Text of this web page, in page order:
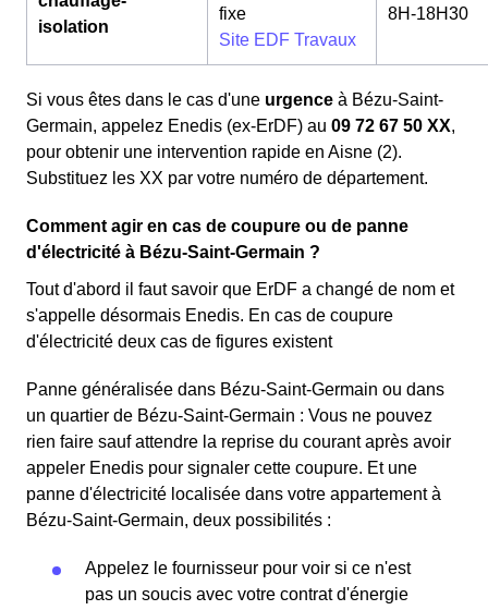
isolation
fixe
Site EDF Travaux
8H-18H30
Si vous êtes dans le cas d'une urgence à Bézu-Saint-
Germain, appelez Enedis (ex-ErDF) au 09 72 67 50 XX,
pour obtenir une intervention rapide en Aisne (2).
Substituez les XX par votre numéro de département.
Comment agir en cas de coupure ou de panne
d'électricité à Bézu-Saint-Germain ?
Tout d'abord il faut savoir que ErDF a changé de nom et
s'appelle désormais Enedis. En cas de coupure
d'électricité deux cas de figures existent
Panne généralisée dans Bézu-Saint-Germain ou dans
un quartier de Bézu-Saint-Germain : Vous ne pouvez
rien faire sauf attendre la reprise du courant après avoir
appeler Enedis pour signaler cette coupure. Et une
panne d'électricité localisée dans votre appartement à
Bézu-Saint-Germain, deux possibilités :
Appelez le fournisseur pour voir si ce n'est
pas un soucis avec votre contrat d'énergie